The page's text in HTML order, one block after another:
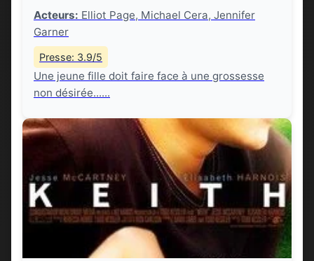
Acteurs: Elliot Page, Michael Cera, Jennifer
Garner
Presse: 3.9/5
Une jeune fille doit faire face à une grossesse
non désirée......